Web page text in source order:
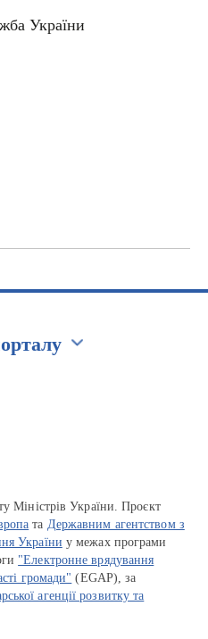
України
Міністрів України. Проєкт
та Державним агентством з
України у межах програми
"Електронне врядування
громади" (EGAP), за
агенції розвитку та